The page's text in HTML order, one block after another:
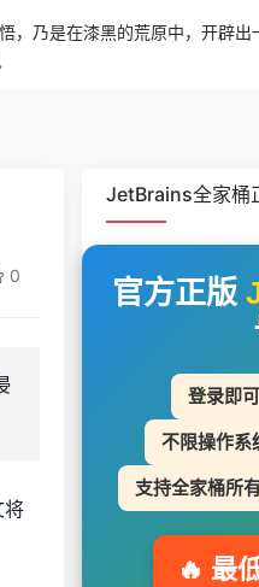
，乃是在漆黑的荒原中，开辟出
0
将
JetBrains全家桶
官方正版
登录即
不限操作系
支持全家桶所
🔥 最